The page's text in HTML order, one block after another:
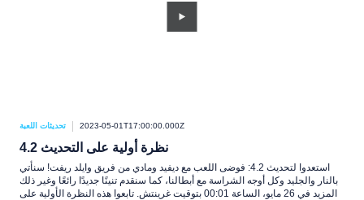
تحديثات اللعبة 2023-05-01T17:00:00.000Z
نظرة أولية على التحديث 4.2
استعدوا لتحديث 4.2: فوضى اللعب مع ديفيد ومادي من فريق وايلد ريفت! سنأتي
بالنار والجليد وكل أوجه الشراسة مع أبطالنا، كما سنقدم تنينًا جديدًا رائعًا وغير ذلك
المزيد في 26 مايو، الساعة 00:01 بتوقيت غرينتش. تابعوا هذه النظرة الأولية على